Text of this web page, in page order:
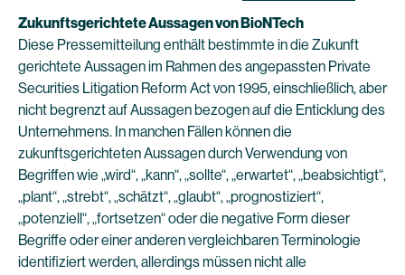
Zukunftsgerichtete Aussagen von BioNTech
Diese Pressemitteilung enthält bestimmte in die Zukunft
gerichtete Aussagen im Rahmen des angepassten Private
Securities Litigation Reform Act von 1995, einschließlich, aber
nicht begrenzt auf Aussagen bezogen auf die Enticklung des
Unternehmens. In manchen Fällen können die
zukunftsgerichteten Aussagen durch Verwendung von
Begriffen wie „wird“, „kann“, „sollte“, „erwartet“, „beabsichtigt“,
„plant“, „strebt“, „schätzt“, „glaubt“, „prognostiziert“,
„potenziell“, „fortsetzen“ oder die negative Form dieser
Begriffe oder einer anderen vergleichbaren Terminologie
identifiziert werden, allerdings müssen nicht alle